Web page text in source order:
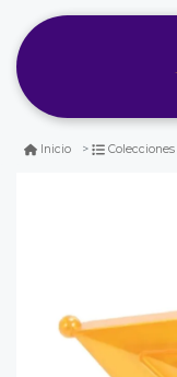
Inicio Colecciones